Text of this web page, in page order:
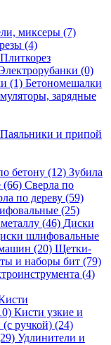
миксеры (7)
(4)
Плиткорез
(0)
(1) Бетономешалки
зарядные
Паяльники и припой
бетону (12) Зубила
(66) Сверла по
по дереву (59)
(25)
(46) Диски
шлифовальные
(20) Щетки-
и наборы бит (79)
(4)
Кисти узкие и
ручкой) (24)
Удлинители и